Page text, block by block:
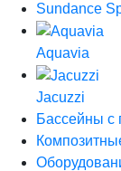
Sundance
Aquavia
Jacuzzi
Бассейны с